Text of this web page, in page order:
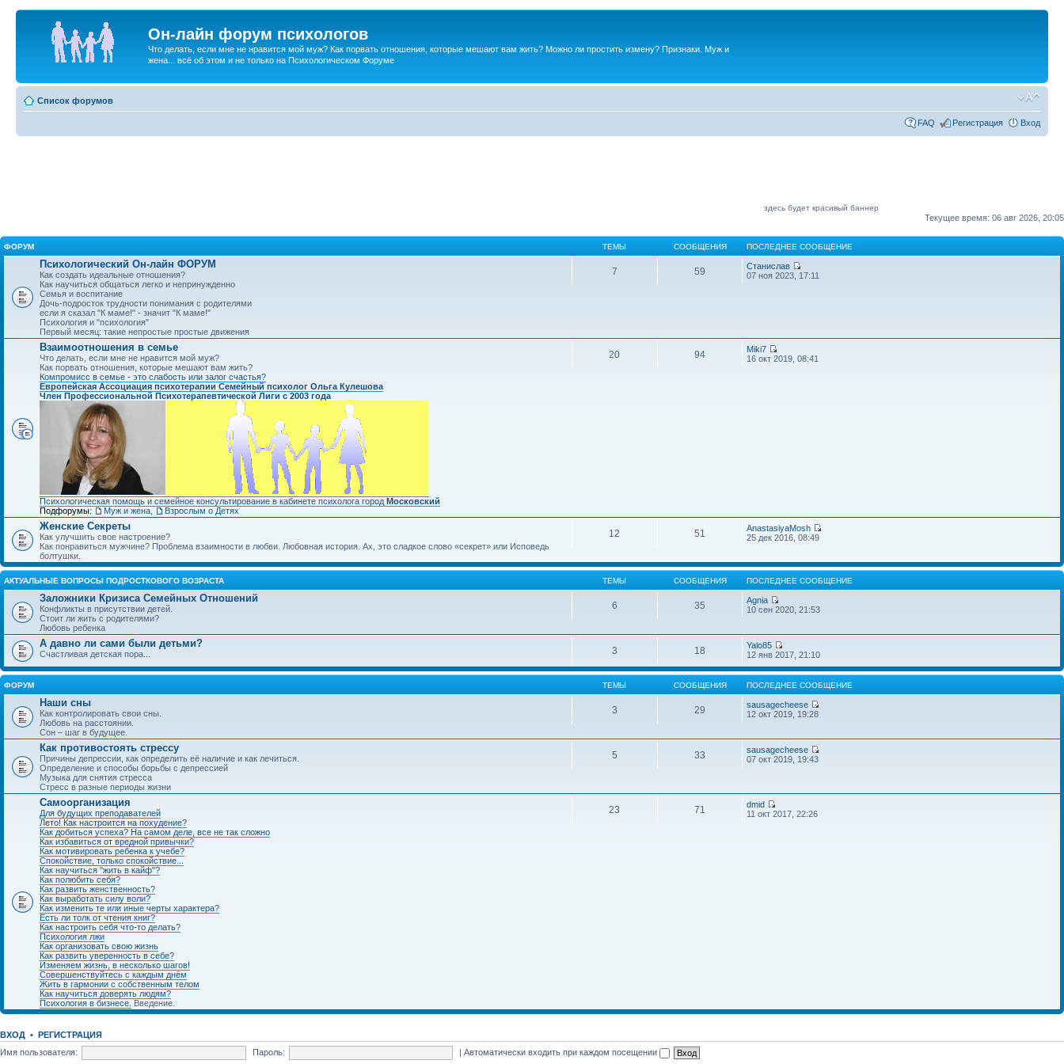
Он-лайн форум психологов
Что делать, если мне не нравится мой муж? Как порвать отношения, которые мешают вам жить? Можно ли простить измену? Признаки. Муж и
жена... всё об этом и не только на Психологическом Форуме
Список форумов
FAQ Регистрация Вход
здесь будет красивый баннер
Текущее время: 06 авг 2026, 20:05
ФОРУМ ТЕМЫ СООБЩЕНИЯ ПОСЛЕДНЕЕ СООБЩЕНИЕ
Психологический Он-лайн ФОРУМ
Как создать идеальные отношения?
Как научиться общаться легко и непринужденно
Семья и воспитание
Дочь-подросток трудности понимания с родителями
если я сказал "К маме!" - значит "К маме!"
Психология и "психология"
Первый месяц: такие непростые простые движения
7 59
Станислав
07 ноя 2023, 17:11
Взаимоотношения в семье
Что делать, если мне не нравится мой муж?
Как порвать отношения, которые мешают вам жить?
Компромисс в семье - это слабость или залог счастья?
Европейская Ассоциация психотерапии Семейный психолог Ольга Кулешова
Член Профессиональной Психотерапевтической Лиги с 2003 года
Психологическая помощь и семейное консультирование в кабинете психолога город Московский
Подфорумы:
Муж и жена Взрослым о Детях
20 94
Miki7
16 окт 2019, 08:41
Женские Секреты
Как улучшить свое настроение?
Как понравиться мужчине? Проблема взаимности в любви. Любовная история. Ах, это сладкое слово «секрет» или Исповедь
болтушки.
12 51
AnastasiyaMosh
25 дек 2016, 08:49
АКТУАЛЬНЫЕ ВОПРОСЫ ПОДРОСТКОВОГО ВОЗРАСТА ТЕМЫ СООБЩЕНИЯ ПОСЛЕДНЕЕ СООБЩЕНИЕ
Заложники Кризиса Семейных Отношений
Конфликты в присутствии детей.
Стоит ли жить с родителями?
Любовь ребенка
6 35
Agnia
10 сен 2020, 21:53
А давно ли сами были детьми?
Счастливая детская пора... 3 18
Yalo85
12 янв 2017, 21:10
ФОРУМ ТЕМЫ СООБЩЕНИЯ ПОСЛЕДНЕЕ СООБЩЕНИЕ
Наши сны
Как контролировать свои сны.
Любовь на расстоянии.
Сон – шаг в будущее.
3 29
sausagecheese
12 окт 2019, 19:28
Как противостоять стрессу
Причины депрессии, как определить её наличие и как лечиться.
Определение и способы борьбы с депрессией
Музыка для снятия стресса
Стресс в разные периоды жизни
5 33
sausagecheese
07 окт 2019, 19:43
Самоорганизация
Для будущих преподавателей
Лето! Как настроится на похудение?
Как добиться успеха? На самом деле, все не так сложно
Как избавиться от вредной привычки?
Как мотивировать ребенка к учебе?
Спокойствие, только спокойствие...
Как научиться "жить в кайф"?
Как полюбить себя?
Как развить женственность?
Как выработать силу воли?
Как изменить те или иные черты характера?
Есть ли толк от чтения книг?
Как настроить себя что-то делать?
Психология лжи
Как организовать свою жизнь
Как развить уверенность в себе?
Изменяем жизнь, в несколько шагов!
Совершенствуйтесь с каждым днём
Жить в гармонии с собственным телом
Как научиться доверять людям?
Психология в бизнесе. Введение.
23 71
dmid
11 окт 2017, 22:26
ВХОД • РЕГИСТРАЦИЯ
Имя пользователя:
Пароль: |Автоматически входить при каждом посещении